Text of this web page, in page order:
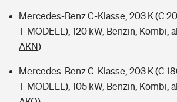
Mercedes-Benz C-Klasse, 203 K (C
T-MODELL), 120 kW, Benzin, Kombi,
AKN)
Mercedes-Benz C-Klasse, 203 K (C
T-MODELL), 105 kW, Benzin, Kombi,